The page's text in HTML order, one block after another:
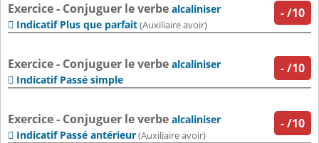
-/10
Exercice - Conjuguer le verbe alcaliniser
 Indicatif Plus que parfait(Auxiliaire avoir)
-/10
Exercice - Conjuguer le verbe alcaliniser
 Indicatif Passé simple
-/10
Exercice - Conjuguer le verbe alcaliniser
 Indicatif Passé antérieur(Auxiliaire avoir)